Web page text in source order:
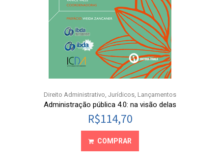
Direito Administrativo Jurídicos Lançamentos
Administração pública 4.0: na visão delas
R$114,70
COMPRAR